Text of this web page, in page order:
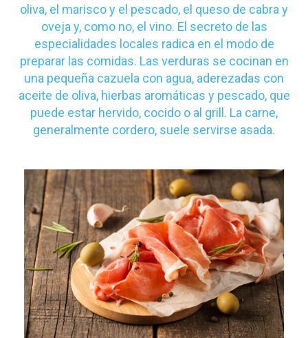
oliva, el marisco y el pescado, el queso de cabra y
oveja y, como no, el vino. El secreto de las
especialidades locales radica en el modo de
preparar las comidas. Las verduras se cocinan en
una pequeña cazuela con agua, aderezadas con
aceite de oliva, hierbas aromáticas y pescado, que
puede estar hervido, cocido o al grill. La carne,
generalmente cordero, suele servirse asada.